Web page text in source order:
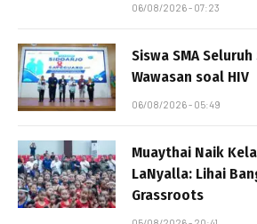
06/08/2026 - 07:23
Siswa SMA
Wawasan soal HIV
06/08/2026 - 05:49
Muaythai Naik
LaNyalla: Lihai
Grassroots